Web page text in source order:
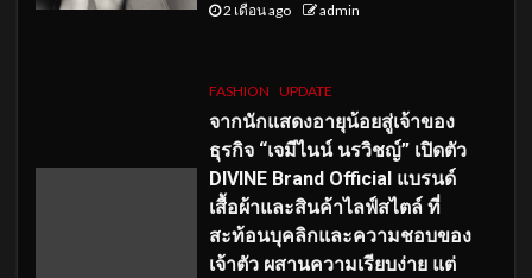
2 เดือน ago admin
FASHION UPDATE
จากนักแสดงอายุน้อยสู่เจ้าของ
ธุรกิจ “เจมีไนน์ นรวิชญ์” เปิดตัว
DIVINE Brand Official แบรนด์
เสื้อผ้าและสินค้าไลฟ์สไตล์ ที่
สะท้อนบุคลิกและความชอบของ
เจ้าตัว ผสานความเรียบง่าย แต่